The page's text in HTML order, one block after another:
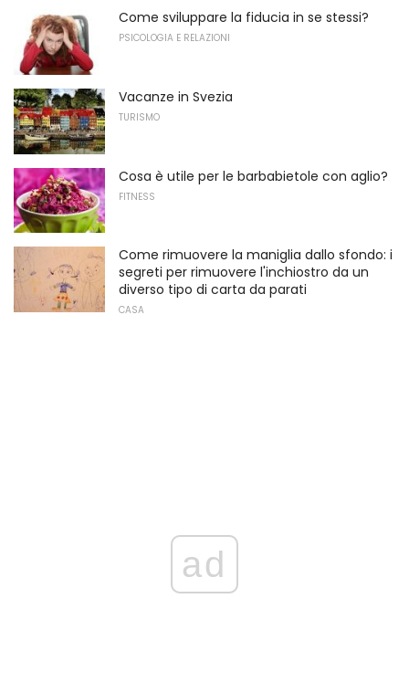
Come sviluppare la fiducia in se stessi?
PSICOLOGIA E RELAZIONI
Vacanze in Svezia
TURISMO
Cosa è utile per le barbabietole con aglio?
FITNESS
Come rimuovere la maniglia dallo sfondo: i
segreti per rimuovere l'inchiostro da un
diverso tipo di carta da parati
CASA
ad